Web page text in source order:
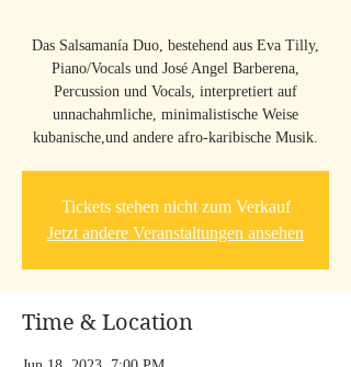
Das Salsamanía Duo, bestehend aus Eva Tilly,
Piano/Vocals und José Angel Barberena,
Percussion und Vocals, interpretiert auf
unnachahmliche, minimalistische Weise
kubanische,und andere afro-karibische Musik.
Tickets stehen nicht zum Verkauf
Jetzt andere Veranstaltungen ansehen
Time & Location